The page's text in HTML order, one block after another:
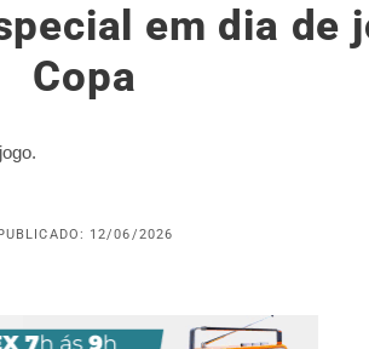
em dia de
Copa
PUBLICADO: 12/06/2026